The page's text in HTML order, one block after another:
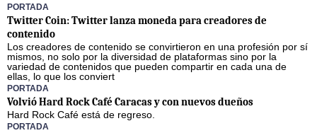
PORTADA
Twitter Coin: Twitter lanza moneda para creadores de
contenido
Los creadores de contenido se convirtieron en una profesión por sí
mismos, no solo por la diversidad de plataformas sino por la
variedad de contenidos que pueden compartir en cada una de
ellas, lo que los conviert
PORTADA
Volvió Hard Rock Café Caracas y con nuevos dueños
Hard Rock Café está de regreso.
PORTADA